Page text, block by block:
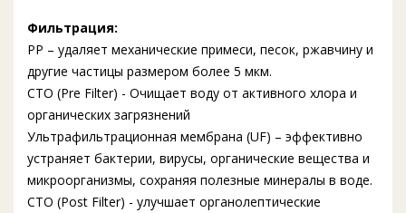
Фильтрация:
PP – удаляет механические примеси, песок, ржавчину и
другие частицы размером более 5 мкм.
СТО (Pre Filter) - Очищает воду от активного хлора и
органических загрязнений
Ультрафильтрационная мембрана (UF) – эффективно
устраняет бактерии, вирусы, органические вещества и
микроорганизмы, сохраняя полезные минералы в воде.
СТО (Post Filter) - улучшает органолептические